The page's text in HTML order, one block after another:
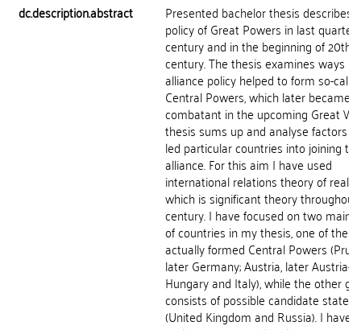
dc.description.abstract
Presented bachelor thesis describes
policy of Great Powers in last quarter
century and in the beginning of 20th
century. The thesis examines ways
alliance policy helped to form so-
Central Powers, which later became
combatant in the upcoming Great
thesis sums up and analyse factors
led particular countries into joining the
alliance. For this aim I have used
international relations theory of
which is significant theory
century. I have focused on two main
of countries in my thesis, one of them
actually formed Central Powers
later Germany; Austria, later Austria-
Hungary and Italy), while the other
consists of possible candidate states
(United Kingdom and Russia). I have